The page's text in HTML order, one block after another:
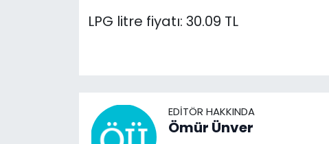
LPG litre fiyatı: 30.09 TL
EDITÖR HAKKINDA
Ömür Ünver